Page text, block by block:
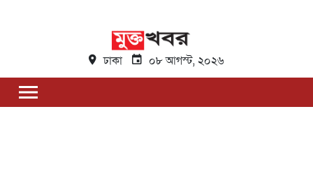
ঢাকা ০৮ আগস্ট, ২০২৬